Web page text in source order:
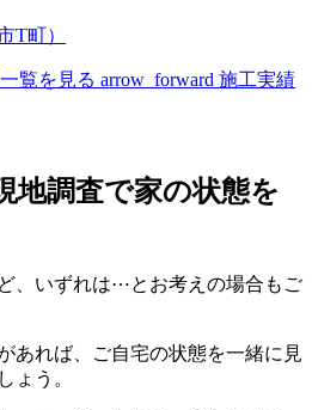
T町）
覧を見る arrow_forward 施工実績
地調査で家の状態を
、いずれは⋯とお考えの場合もご
あれば、ご自宅の状態を一緒に見
ょう。